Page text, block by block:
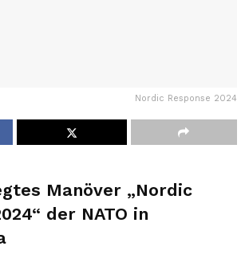
Nordic Response 2024
Manöver „Nordic
der NATO in